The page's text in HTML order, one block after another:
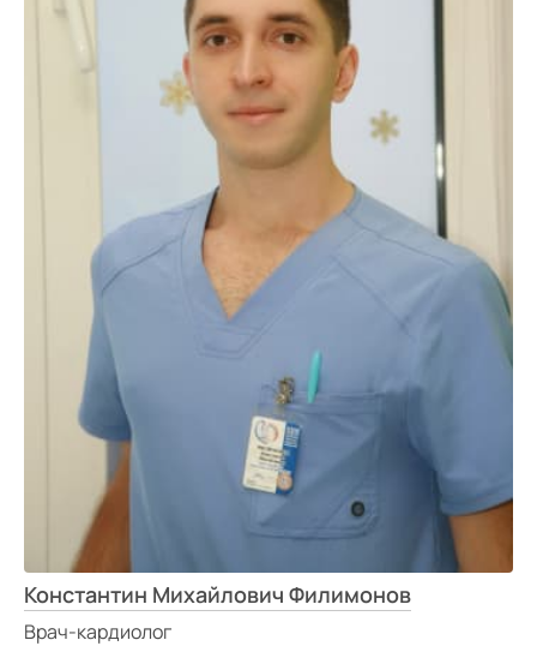
Константин Михайлович Филимонов
Врач-кардиолог